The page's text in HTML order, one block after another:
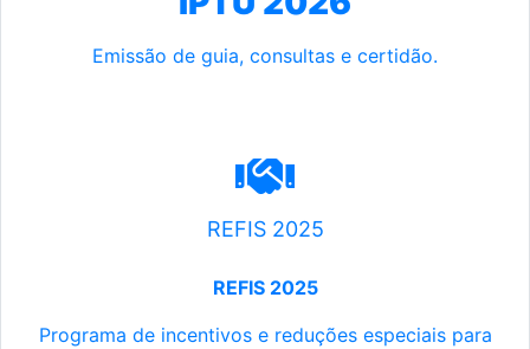
Emissão de guia, consultas e certidão.
REFIS 2025
REFIS 2025
Programa de incentivos e reduções especiais para